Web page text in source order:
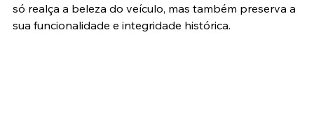
só realça a beleza do veículo, mas também preserva a
sua funcionalidade e integridade histórica.